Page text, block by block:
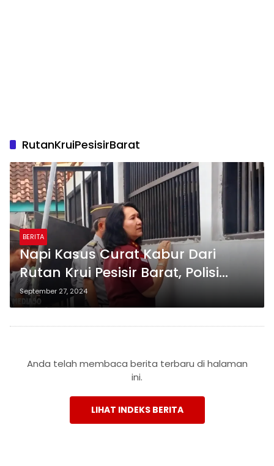
RutanKruiPesisirBarat
BERITA
Napi Kasus Curat Kabur Dari
Rutan Krui Pesisir Barat, Polisi
Lakukan Pencarian
September 27, 2024
Anda telah membaca berita terbaru di halaman
ini.
LIHAT INDEKS BERITA